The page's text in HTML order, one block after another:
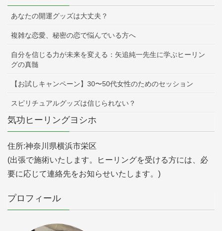
あなたの開運グッズは大丈夫？
複雑な恋愛、秘密の恋で悩んでいる方へ
自分を信じる力が未来を変える：矢追純一先生に学ぶヒーリン
グの真髄
【お試しキャンペーン】30〜50代女性のためのセッション
スピリチュアルグッズは信じられない？
気功ヒーリングヨシホ
住所:神奈川県横浜市栄区
(出張で施術いたします。ヒーリングを受ける方には、必
要に応じて連絡先をお知らせいたします。)
プロフィール